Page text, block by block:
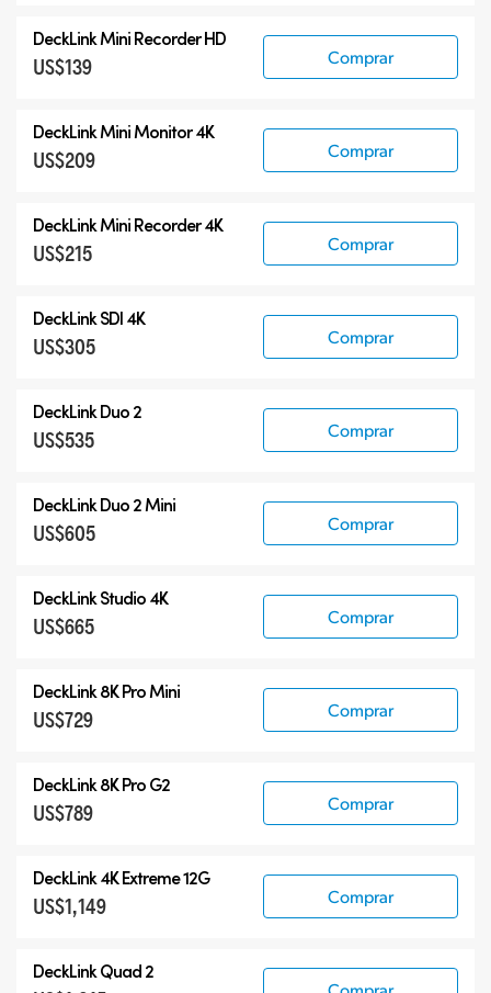
DeckLink Mini Recorder HD
US$139 Comprar
DeckLink Mini Monitor 4K
US$209 Comprar
DeckLink Mini Recorder 4K
US$215 Comprar
DeckLink SDI 4K
US$305 Comprar
DeckLink Duo 2
US$535 Comprar
DeckLink Duo 2 Mini
US$605 Comprar
DeckLink Studio 4K
US$665 Comprar
DeckLink 8K Pro Mini
US$729 Comprar
DeckLink 8K Pro G2
US$789 Comprar
DeckLink 4K Extreme 12G
US$1,149 Comprar
DeckLink Quad 2